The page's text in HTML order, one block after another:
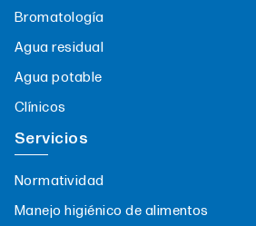
Bromatología
Agua residual
Agua potable
Clínicos
Servicios
Normatividad
Manejo higiénico de alimentos